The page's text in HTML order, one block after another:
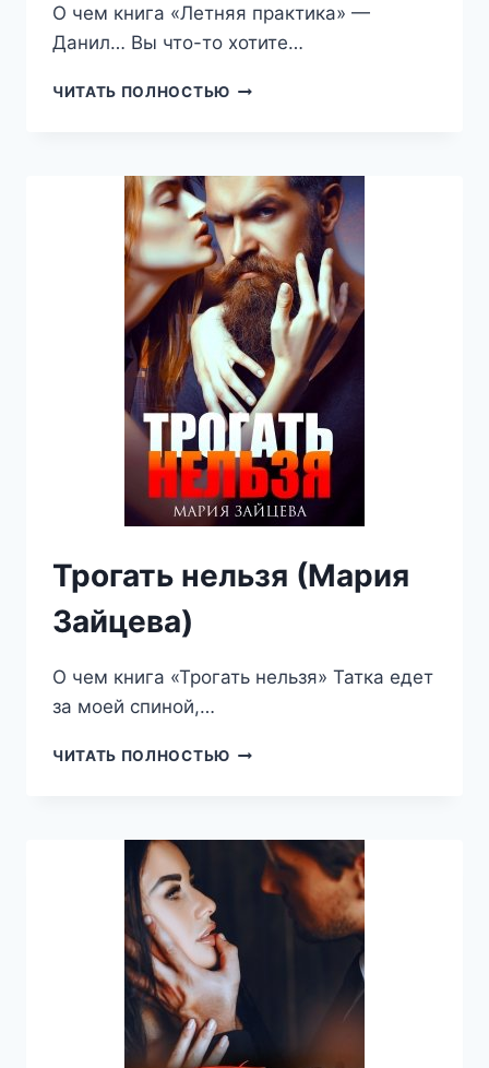
О чем книга «Летняя практика» —
Данил… Вы что-то хотите…
ЧИТАТЬ ПОЛНОСТЬЮ ЛЕТНЯЯ
Трогать нельзя (Мария
Зайцева)
О чем книга «Трогать нельзя» Татка едет
за моей спиной,…
ЧИТАТЬ ПОЛНОСТЬЮ ТРОГАТЬ